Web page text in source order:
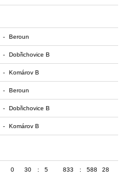
- Beroun
- Dobřichovice B
- Komárov B
- Beroun
- Dobřichovice B
- Komárov B
0 30 : 5 833 : 588 28